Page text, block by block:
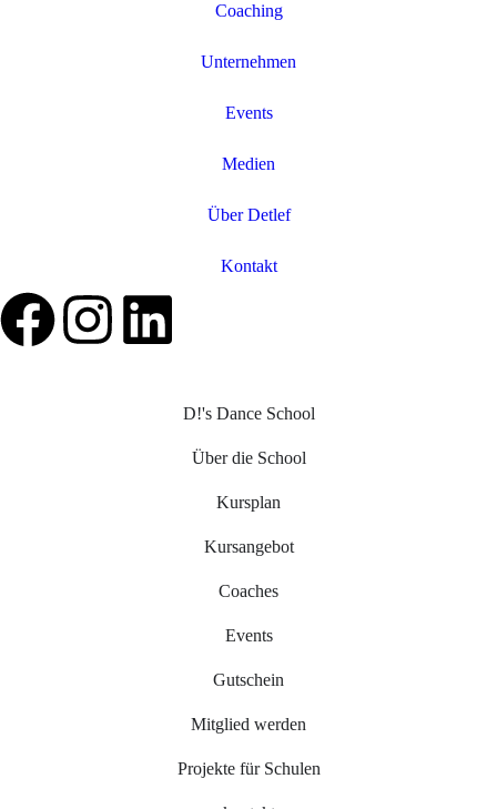
Coaching
Unternehmen
Events
Medien
Über Detlef
Kontakt
D!'s Dance School
Über die School
Kursplan
Kursangebot
Coaches
Events
Gutschein
Mitglied werden
Projekte für Schulen